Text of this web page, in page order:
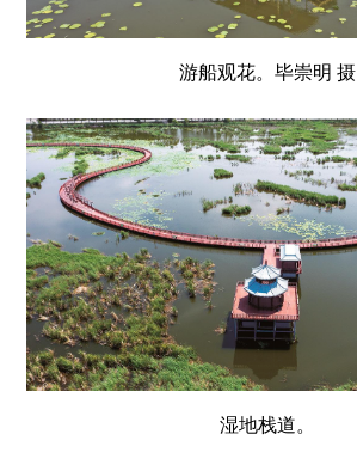
游船观花。毕崇明 摄
湿地栈道。